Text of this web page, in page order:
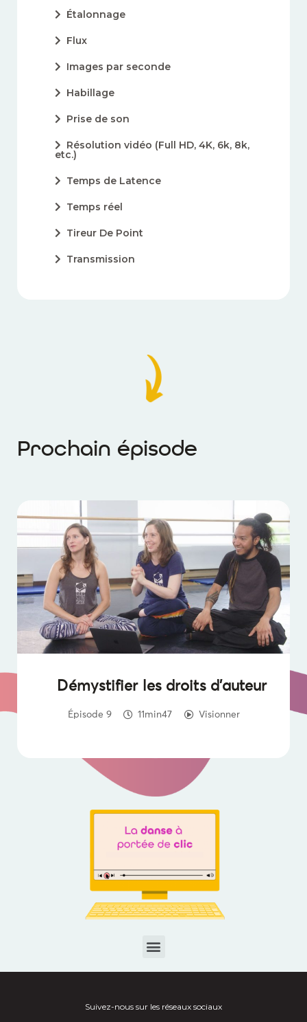
Étalonnage
Flux
Images par seconde
Habillage
Prise de son
Résolution vidéo (Full HD, 4K, 6k, 8k,
etc.)
Temps de Latence
Temps réel
Tireur De Point
Transmission
Prochain épisode
Démystifier les droits d’auteur
Épisode 9 11min47 Visionner
Suivez-nous sur les réseaux sociaux